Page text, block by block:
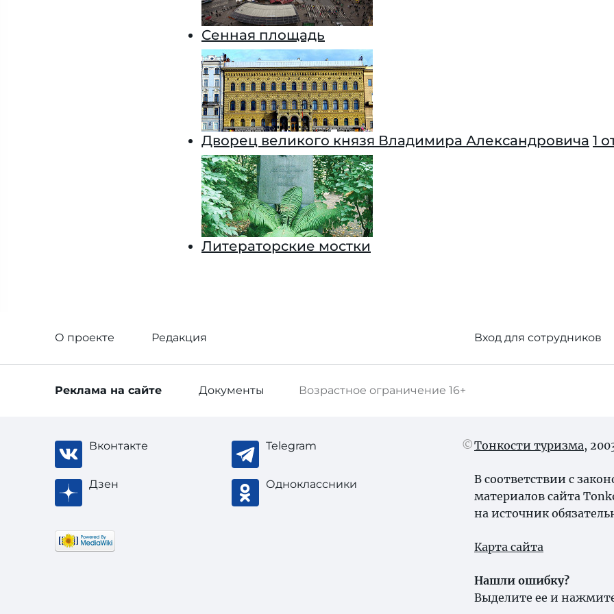
Сенная площадь
Дворец великого князя Владимира Александровича 1
Литераторские мостки
О проекте Редакция Вход для сотрудников
Возрастное ограничение 16+
Реклама на сайте Документы
Вконтакте Telegram
Дзен Одноклассники
Тонкости туризма,
В соответствии с
материалов сайта
на источник
Карта сайта
Нашли ошибку?
Выделите ее и